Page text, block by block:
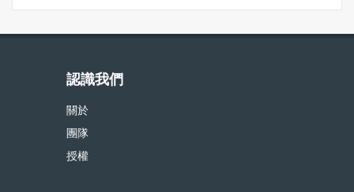
認識我們
關於
團隊
授權